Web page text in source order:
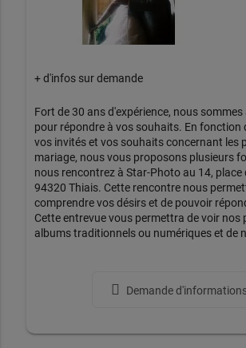
+ d'infos sur demande
Fort de 30 ans d'expérience, nous
pour répondre à vos souhaits. En fonction
vos invités et vos souhaits concernant les
mariage, nous vous proposons plusieurs
nous rencontrez à Star-Photo au 14, place
94320 Thiais. Cette rencontre nous
comprendre vos désirs et de pouvoir
Cette entrevue vous permettra de voir nos
albums traditionnels ou numériques et de
Demande